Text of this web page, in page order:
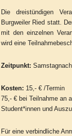
Die dreistündigen
Burgweiler Ried statt.
mit den einzelnen
wird eine
Zeitpunkt:
Kosten: 15,- € /Termin
75,- € bei Teilnahme an
Student*innen und
Für eine verbindliche